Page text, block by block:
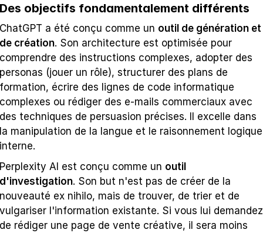
Des objectifs fondamentalement différents
ChatGPT a été conçu comme un outil de génération et
de création. Son architecture est optimisée pour
comprendre des instructions complexes, adopter des
personas (jouer un rôle), structurer des plans de
formation, écrire des lignes de code informatique
complexes ou rédiger des e-mails commerciaux avec
des techniques de persuasion précises. Il excelle dans
la manipulation de la langue et le raisonnement logique
interne.
Perplexity AI est conçu comme un outil
d'investigation. Son but n'est pas de créer de la
nouveauté ex nihilo, mais de trouver, de trier et de
vulgariser l'information existante. Si vous lui demandez
de rédiger une page de vente créative, il sera moins